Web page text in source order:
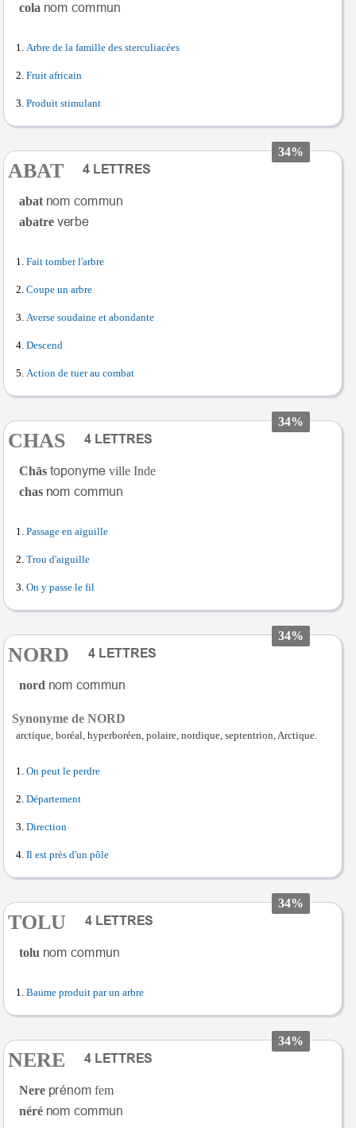
cola
Arbre de la famille des sterculiacées
Fruit africain
Produit stimulant
34%
ABAT
abat
abatre
Fait tomber l'arbre
Coupe un arbre
Averse soudaine et abondante
Descend
Action de tuer au combat
34%
CHAS
Chās
ville Inde
chas
Passage en aiguille
Trou d'aiguille
On y passe le fil
34%
NORD
nord
Synonyme de NORD
arctique, boréal, hyperboréen, polaire, nordique, septentrion, Arctique.
On peut le perdre
Département
Direction
Il est près d'un pôle
34%
TOLU
tolu
Baume produit par un arbre
34%
NERE
Nere
fem
néré